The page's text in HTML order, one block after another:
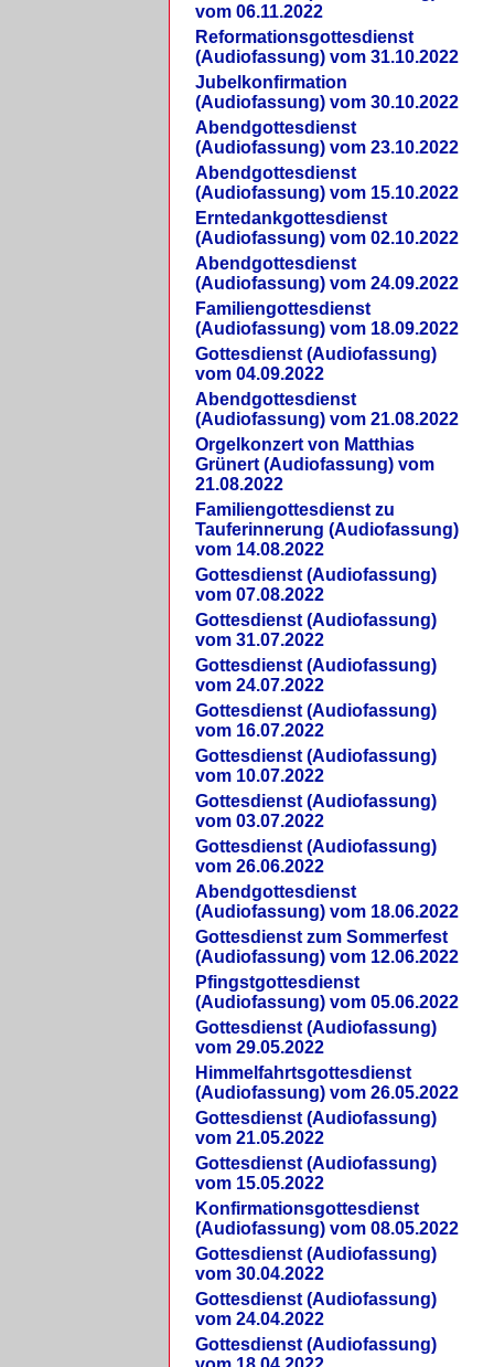
vom 06.11.2022
Reformationsgottesdienst
(Audiofassung) vom 31.10.2022
Jubelkonfirmation
(Audiofassung) vom 30.10.2022
Abendgottesdienst
(Audiofassung) vom 23.10.2022
Abendgottesdienst
(Audiofassung) vom 15.10.2022
Erntedankgottesdienst
(Audiofassung) vom 02.10.2022
Abendgottesdienst
(Audiofassung) vom 24.09.2022
Familiengottesdienst
(Audiofassung) vom 18.09.2022
Gottesdienst (Audiofassung)
vom 04.09.2022
Abendgottesdienst
(Audiofassung) vom 21.08.2022
Orgelkonzert von Matthias
Grünert (Audiofassung) vom
21.08.2022
Familiengottesdienst zu
Tauferinnerung (Audiofassung)
vom 14.08.2022
Gottesdienst (Audiofassung)
vom 07.08.2022
Gottesdienst (Audiofassung)
vom 31.07.2022
Gottesdienst (Audiofassung)
vom 24.07.2022
Gottesdienst (Audiofassung)
vom 16.07.2022
Gottesdienst (Audiofassung)
vom 10.07.2022
Gottesdienst (Audiofassung)
vom 03.07.2022
Gottesdienst (Audiofassung)
vom 26.06.2022
Abendgottesdienst
(Audiofassung) vom 18.06.2022
Gottesdienst zum Sommerfest
(Audiofassung) vom 12.06.2022
Pfingstgottesdienst
(Audiofassung) vom 05.06.2022
Gottesdienst (Audiofassung)
vom 29.05.2022
Himmelfahrtsgottesdienst
(Audiofassung) vom 26.05.2022
Gottesdienst (Audiofassung)
vom 21.05.2022
Gottesdienst (Audiofassung)
vom 15.05.2022
Konfirmationsgottesdienst
(Audiofassung) vom 08.05.2022
Gottesdienst (Audiofassung)
vom 30.04.2022
Gottesdienst (Audiofassung)
vom 24.04.2022
Gottesdienst (Audiofassung)